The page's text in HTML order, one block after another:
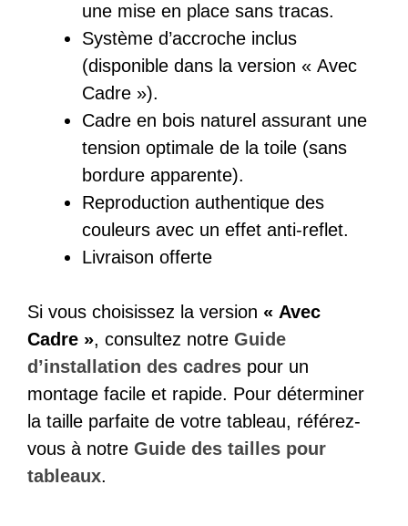
une mise en place sans tracas.
Système d’accroche inclus
(disponible dans la version « Avec
Cadre »).
Cadre en bois naturel assurant une
tension optimale de la toile (sans
bordure apparente).
Reproduction authentique des
couleurs avec un effet anti-reflet.
Livraison offerte
Si vous choisissez la version « Avec
Cadre », consultez notre Guide
d’installation des cadres pour un
montage facile et rapide. Pour déterminer
la taille parfaite de votre tableau, référez-
vous à notre Guide des tailles pour
tableaux.